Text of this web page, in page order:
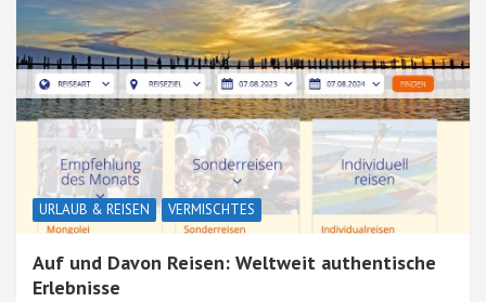
URLAUB & REISEN VERMISCHTES
Auf und Davon Reisen: Weltweit authentische
Erlebnisse